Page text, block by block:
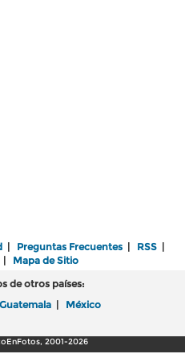
| Preguntas Frecuentes | RSS |
Mapa de Sitio
de otros países:
Guatemala | México
2001-2026